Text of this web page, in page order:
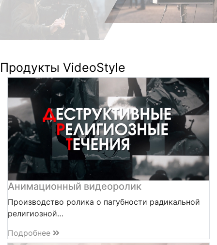
Продукты VideoStyle
Анимационный видеоролик
Производство ролика о пагубности радикальной
религиозной…
Подробнее